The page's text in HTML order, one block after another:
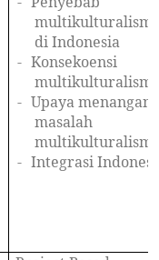
di Indonesia
- Konsekoensi
- Upaya menangani
masalah
- Integrasi